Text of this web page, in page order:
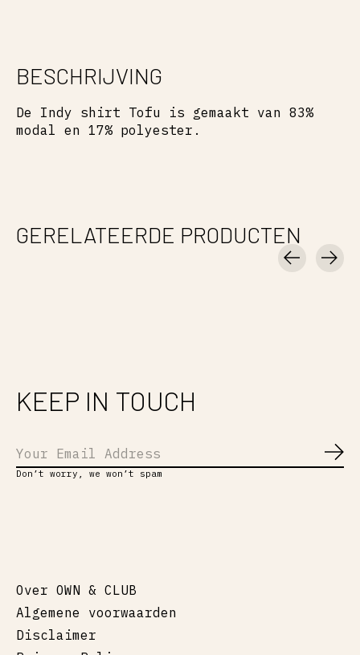
BESCHRIJVING
De Indy shirt Tofu is gemaakt van 83%
modal en 17% polyester.
GERELATEERDE PRODUCTEN
KEEP IN TOUCH
Don’t worry, we won’t spam
Over OWN & CLUB
Algemene voorwaarden
Disclaimer